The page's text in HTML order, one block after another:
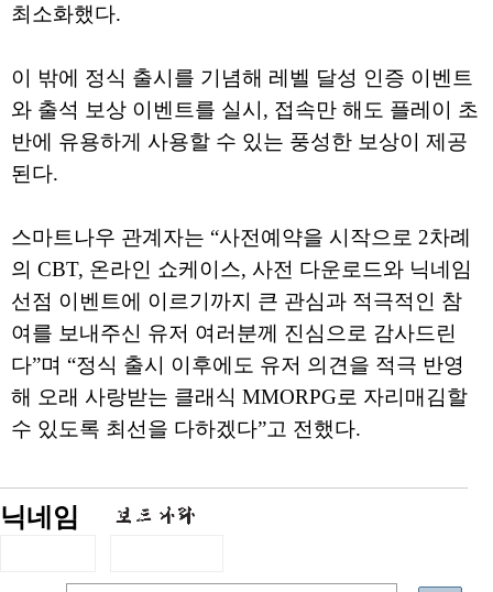
최소화했다.
이 밖에 정식 출시를 기념해 레벨 달성 인증 이벤트
와 출석 보상 이벤트를 실시, 접속만 해도 플레이 초
반에 유용하게 사용할 수 있는 풍성한 보상이 제공
된다.
스마트나우 관계자는 “사전예약을 시작으로 2차례
의 CBT, 온라인 쇼케이스, 사전 다운로드와 닉네임
선점 이벤트에 이르기까지 큰 관심과 적극적인 참
여를 보내주신 유저 여러분께 진심으로 감사드린
다”며 “정식 출시 이후에도 유저 의견을 적극 반영
해 오래 사랑받는 클래식 MMORPG로 자리매김할
수 있도록 최선을 다하겠다”고 전했다.
닉네임